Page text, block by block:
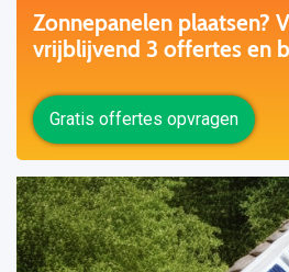
Zonnepanelen plaatsen?
vrijblijvend 3 offertes en
Gratis offertes opvragen